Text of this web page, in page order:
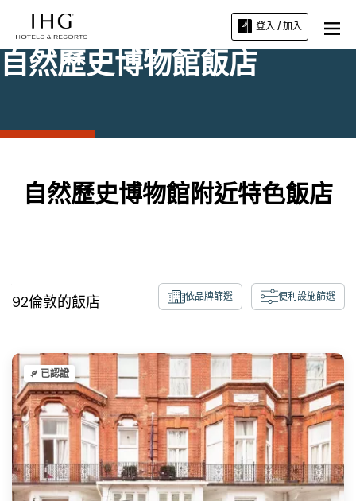
登入 / 加入
自然歷史博物館飯店
自然歷史博物館附近特色飯店
92倫敦的飯店 依品牌篩選 便利設施篩選
已認證